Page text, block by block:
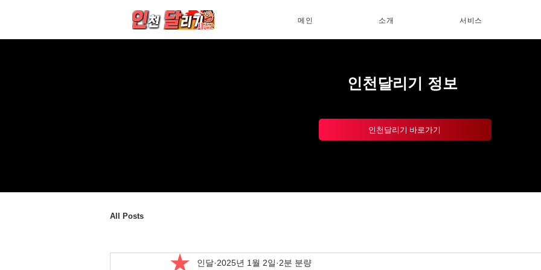
메인 소개 서비스
인천달리기 정보
인천달리기 바로가기
All Posts
인달 2025년 1월 2일 2분 분량